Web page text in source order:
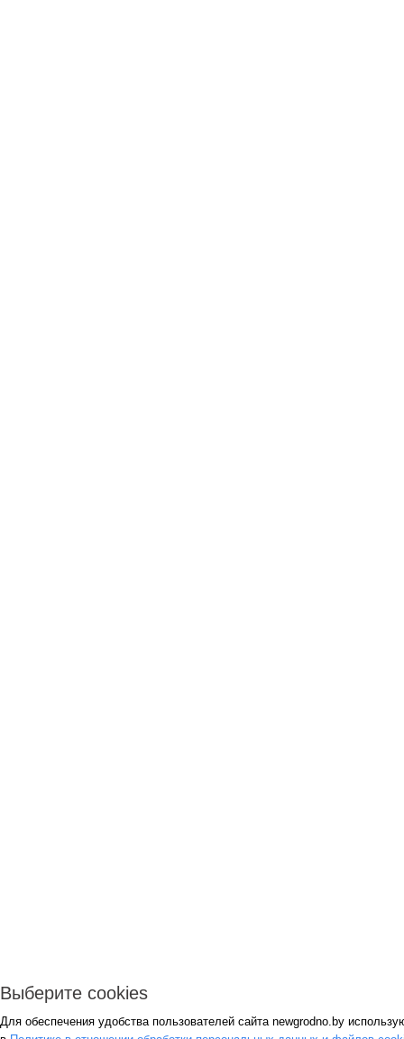
Выберите cookies
Для обеспечения удобства пользователей сайта newgrodno.by